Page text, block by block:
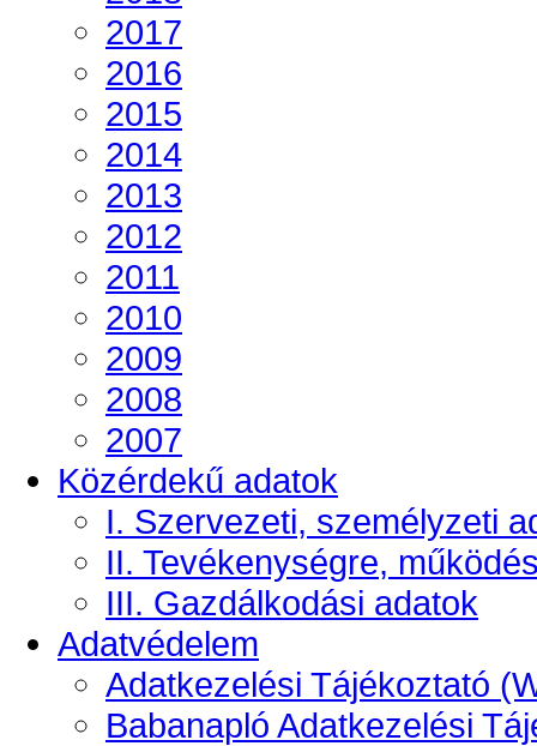
2017
2016
2015
2014
2013
2012
2011
2010
2009
2008
2007
Közérdekű adatok
I. Szervezeti, személyzeti
II. Tevékenységre,
III. Gazdálkodási adatok
Adatvédelem
Adatkezelési Tájékoztató
Babanapló Adatkezelési